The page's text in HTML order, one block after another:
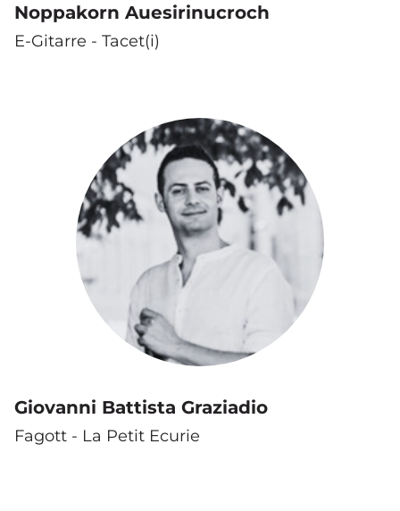
Noppakorn Auesirinucroch
E-Gitarre - Tacet(i)
Giovanni Battista Graziadio
Fagott - La Petit Ecurie